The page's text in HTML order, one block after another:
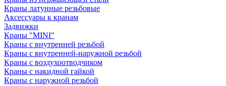
Краны латунные резьбовые
Аксессуары к кранам
Задвижки
Краны "MINI"
Краны с внутренней резьбой
Краны с внутренней-наружной резьбой
Краны с воздухоотводчиком
Краны с накидной гайкой
Краны с наружной резьбой